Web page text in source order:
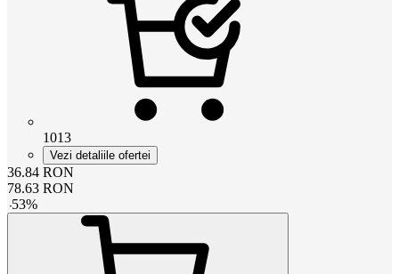
1013
Vezi detaliile ofertei
36.84 RON
78.63 RON
-53%